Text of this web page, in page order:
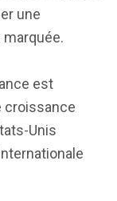
une
marquée.
est
croissance
Unis